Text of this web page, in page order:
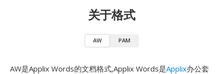
关于格式
AW PAM
AW是Applix Words的文档格式,Applix Words是Applix办公套